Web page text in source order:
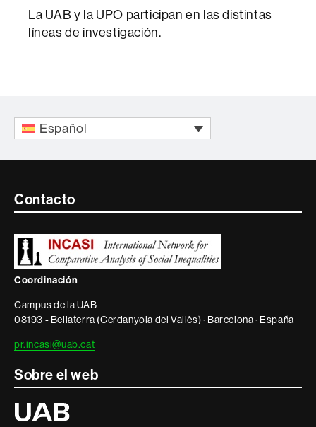
La UAB y la UPO participan en las distintas
líneas de investigación.
Español
Contacte
informació
legal
Contacto
Coordinación
Campus de la UAB
08193 - Bellaterra (Cerdanyola del Vallès) · Barcelona · España
pr.incasi@uab.cat
Sobre el web
Universitat
Autònoma